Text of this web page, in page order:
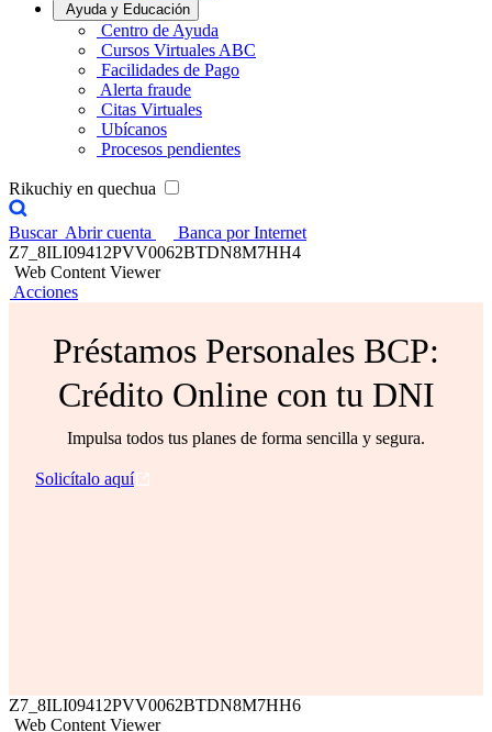
Ayuda y Educación
Centro de Ayuda
Cursos Virtuales ABC
Facilidades de Pago
Alerta fraude
Citas Virtuales
Ubícanos
Procesos pendientes
Rikuchiy en quechua
Buscar Abrir cuenta
Banca por Internet
Z7_8ILI09412PVV0062BTDN8M7HH4
Web Content Viewer
Acciones
Préstamos Personales BCP:
Crédito Online con tu DNI
Impulsa todos tus planes de forma sencilla y segura.
Solicítalo aquí
Z7_8ILI09412PVV0062BTDN8M7HH6
Web Content Viewer